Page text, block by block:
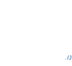
.